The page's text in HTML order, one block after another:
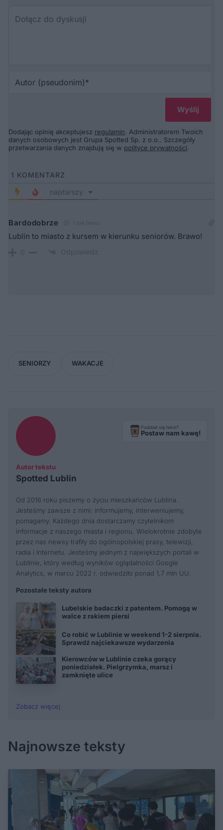
Dodając opinię akceptujesz regulamin. Administratorem Twoich
danych osobowych jest Grupa Spotted Sp. z o.o.. Szczegóły
przetwarzania danych znajdują się w polityce prywatności.
1 KOMENTARZ
najstarszy
Bardodobrze
Lublin to miasto z kursem w kierunku seniorów. Brawo!
SENIORZY WAKACJE
Autor tekstu
Spotted Lublin
Podobał się tekst?
Postaw nam kawę!
Od 2016 roku piszemy o życiu mieszkańców Lublina.
Jesteśmy zawsze z nimi: informujemy, interweniujemy,
pomagamy. Każdego dnia dostarczamy czytelnikom
informacje z naszego miasta i regionu. Wielokrotnie zdobyte
przez nas newsy trafiły do ogólnopolskiej prasy, telewizji,
radia i Internetu. Jesteśmy jednym z największych portali w
Lublinie, który według wyników oglądalności Google
Analytics, w marcu 2022 r. odwiedziło ponad 1,7 mln UU.
Pozostałe teksty autora
Lubelskie badaczki z patentem. Pomogą w
walce z rakiem piersi
Co robić w Lublinie w weekend 1-2 sierpnia.
Sprawdź najciekawsze wydarzenia
Kierowców w Lublinie czeka gorący
poniedziałek. Pielgrzymka, marsz i
zamknięte ulice
Zobacz więcej
Najnowsze teksty